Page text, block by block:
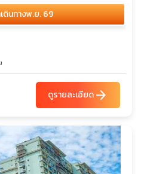
ดินทางพ.ย. 69
ดูรายละเอียดarrow_forward